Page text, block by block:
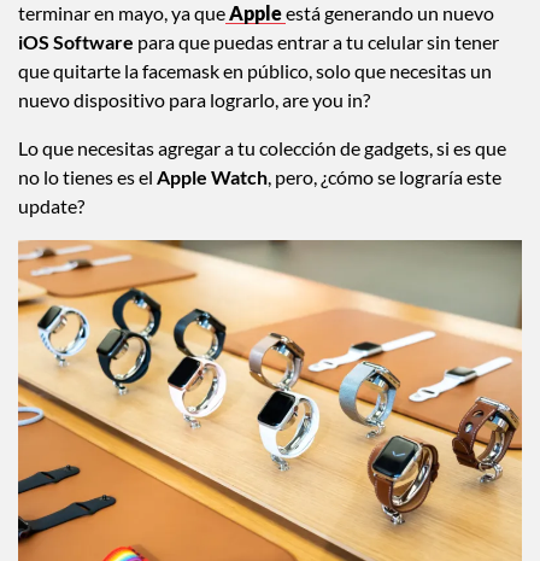
terminar en mayo, ya queAppleestá generando un nuevo
iOS Software para que puedas entrar a tu celular sin tener
que quitarte la facemask en público, solo que necesitas un
nuevo dispositivo para lograrlo, are you in?
Lo que necesitas agregar a tu colección de gadgets, si es que
no lo tienes es el Apple Watch, pero, ¿cómo se lograría este
update?